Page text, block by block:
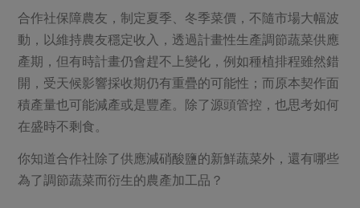
保健食品
美妝保養 個人清潔
家庭清潔
日用品 圖書禮品
防災用品
漬物
涼拌沙拉
飲品
主題食譜
異國料理
年菜食譜
議題活動
主婦聯盟X樂齡網特約優惠案
30%rPET紅烏龍茶
2024農業發展計畫年度報告
更多議題活動
減添加物 減塑減廢
公益金 食農教育
更多議題
生活者e週報
綠主張月刊
社員權益
合作社法規
社務專區
選舉專區
最新消息
合作社保障農友，制定夏季、冬季菜價，不隨市場大幅波
動，以維持農友穩定收入，透過計畫性生產調節蔬菜供應
產期，但有時計畫仍會趕不上變化，例如種植排程雖然錯
開，受天候影響採收期仍有重疊的可能性；而原本契作面
積產量也可能減產或是豐產。除了源頭管控，也思考如何
在盛時不剩食。
你知道合作社除了供應減硝酸鹽的新鮮蔬菜外，還有哪些
為了調節蔬菜而衍生的農產加工品？